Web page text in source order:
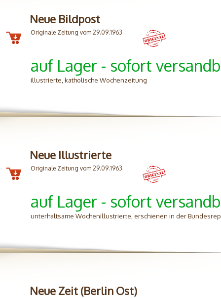
Neue Bildpost
Originale Zeitung vom 29.09.1963
auf Lager - sofort
illustrierte, katholische Wochenzeitung
Neue Illustrierte
Originale Zeitung vom 29.09.1963
auf Lager - sofort
unterhaltsame Wochenillustrierte, erschienen in der
Neue Zeit (Berlin Ost)